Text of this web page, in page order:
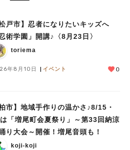
松戸市】忍者になりたいキッズへ
忍術学園」開講♪〈8月23日〉
toriema
年8月10日 イベント 0
柏市】地域手作りの温かさ♪8/15・
「増尾町会夏祭り」～第33回納涼
り大会～開催！増尾音頭も！
koji-koji
のキーワード
ェ #スイーツ #パン #カレー#柏駅
えて投稿記事